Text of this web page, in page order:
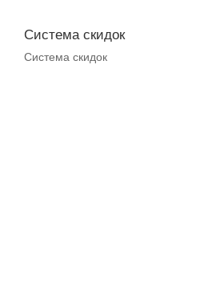
Система скидок
Система скидок